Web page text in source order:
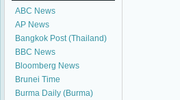
ABC News
AP News
Bangkok Post (Thailand)
BBC News
Bloomberg News
Brunei Time
Burma Daily (Burma)